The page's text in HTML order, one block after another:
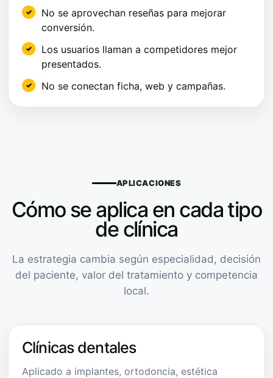
No se aprovechan reseñas para mejorar
conversión.
Los usuarios llaman a competidores mejor
presentados.
No se conectan ficha, web y campañas.
APLICACIONES
Cómo se aplica en cada tipo
de clínica
La estrategia cambia según especialidad, decisión
del paciente, valor del tratamiento y competencia
local.
Clínicas dentales
Aplicado a implantes, ortodoncia, estética